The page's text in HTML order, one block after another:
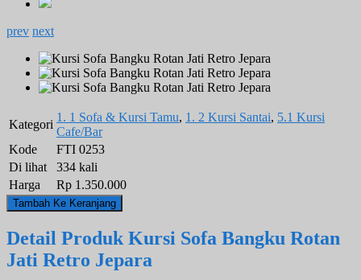
prev next
Kategori
1. 1 Sofa & Kursi Tamu, 1. 2 Kursi Santai, 5.1 Kursi
Cafe/Bar
Kode
FTI 0253
Di lihat
334 kali
Harga
Rp 1.350.000
Detail Produk Kursi Sofa Bangku Rotan
Jati Retro Jepara